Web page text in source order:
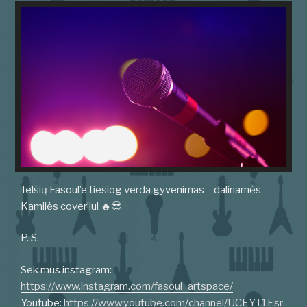
Telšių Fasoul’e tiesiog verda gyvenimas – dalinamės
Kamilės cover’iu! 🔥😎
P. S.
Sek mus instagram:
https://www.instagram.com/fasoul_artspace/
Youtube: https://www.youtube.com/channel/UCEYT1Esr